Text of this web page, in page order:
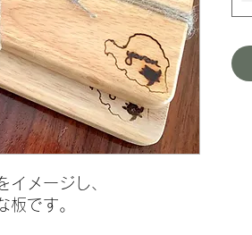
イメージし、
板です。